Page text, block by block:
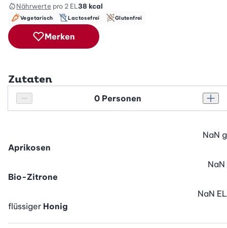
Nährwerte pro 2 EL38 kcal
Vegetarisch Lactosefrei Glutenfrei
Merken
Zutaten
Personenanzahl verringern
Personenanzahl
Aprikosen
NaN g
Bio-Zitrone
NaN
flüssiger Honig
NaN EL